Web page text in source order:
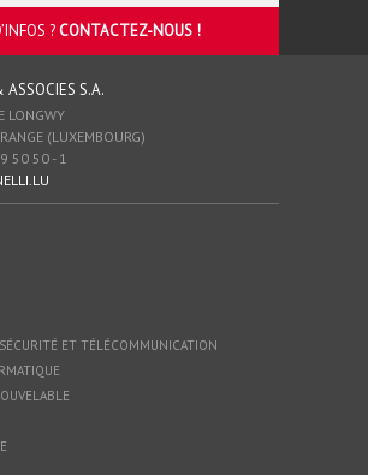
?CONTACTEZ-NOUS !
S.A.
LONGWY
(LUXEMBOURG)
50 50 - 1
ET TÉLÉCOMMUNICATION